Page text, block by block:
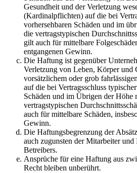
Gesundheit und der Verletzung
(Kardinalpflichten) auf die bei
vorhersehbaren Schäden und im
die vertragstypischen
gilt auch für mittelbare
entgangenen Gewinn.
Die Haftung ist gegenüber
Verletzung von Leben, Körper und
vorsätzlichem oder grob
auf die bei Vertragsschluss
Schäden und im Übrigen der Höhe
vertragstypischen
auch für mittelbare Schäden,
Gewinn.
Die Haftungsbegrenzung der
auch zugunsten der Mitarbeiter
Betreibers.
Ansprüche für eine Haftung aus
Recht bleiben unberührt.